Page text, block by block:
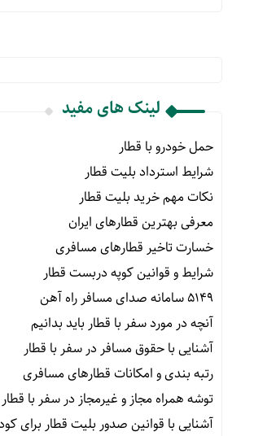
لینک های مفید
حمل خودرو با قطار
شرایط استرداد بلیت قطار
نکات مهم خرید بلیت قطار
معرفی بهترین قطارهای ایران
خسارت تاخیر قطارهای مسافری
شرایط و قوانین کوپه دربست قطار
۵۱۴۹ سامانه صدای مسافر راه آهن
آنچه در مورد سفر با قطار باید بدانیم
آشنایی با حقوق مسافر در سفر با قطار
رتبه بندی و امکانات قطارهای مسافری
توشه همراه مجاز و غیرمجاز در سفر با قطار
آشنایی با قوانین صدور بلیت قطار برای